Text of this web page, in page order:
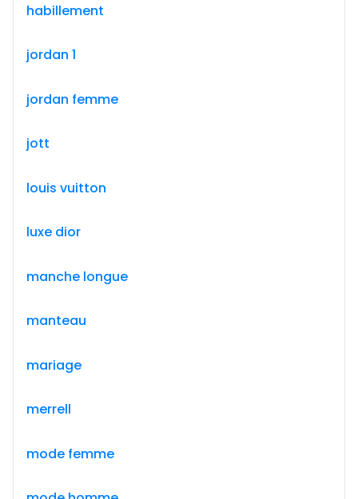
habillement
jordan 1
jordan femme
jott
louis vuitton
luxe dior
manche longue
manteau
mariage
merrell
mode femme